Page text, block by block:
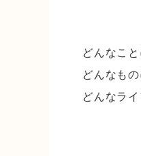
どんなこ
どんなも
どんなラ